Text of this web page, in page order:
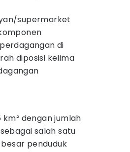
supermarket
di
diposisi kelima
dengan jumlah
salah satu
penduduk